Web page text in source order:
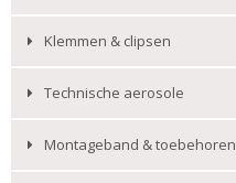
Klemmen & clipsen
Technische aerosole
Montageband & toebehoren